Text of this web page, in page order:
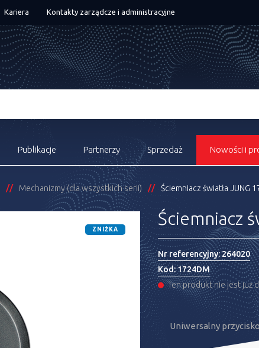
Kariera Kontakty zarządcze i administracyjne
Publikacje Partnerzy Sprzedaż Nowości i
Mechanizmy (dla wszystkich serii) Ściemniacz światła JUNG
ZNIŻKA
Ściemniacz
Nr referencyjny:264020
Kod:1724DM
Ten produkt nie jest już
Uniwersalny